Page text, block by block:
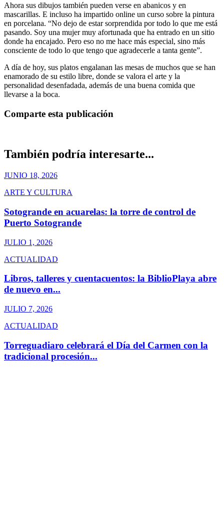
Ahora sus dibujos también pueden verse en abanicos y en
mascarillas. E incluso ha impartido online un curso sobre la pintura
en porcelana. “No dejo de estar sorprendida por todo lo que me está
pasando. Soy una mujer muy afortunada que ha entrado en un sitio
donde ha encajado. Pero eso no me hace más especial, sino más
consciente de todo lo que tengo que agradecerle a tanta gente”.
A día de hoy, sus platos engalanan las mesas de muchos que se han
enamorado de su estilo libre, donde se valora el arte y la
personalidad desenfadada, además de una buena comida que
llevarse a la boca.
Comparte esta publicación
También podría interesarte...
JUNIO 18, 2026
ARTE Y CULTURA
Sotogrande en acuarelas: la torre de control de
Puerto Sotogrande
JULIO 1, 2026
ACTUALIDAD
Libros, talleres y cuentacuentos: la BiblioPlaya abre
de nuevo en...
JULIO 7, 2026
ACTUALIDAD
Torreguadiaro celebrará el Día del Carmen con la
tradicional procesión...